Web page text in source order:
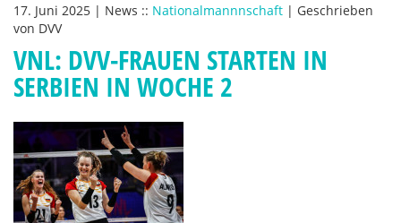
17. Juni 2025 | News :: Nationalmannnschaft | Geschrieben
von DVV
VNL: DVV-FRAUEN STARTEN IN
SERBIEN IN WOCHE 2